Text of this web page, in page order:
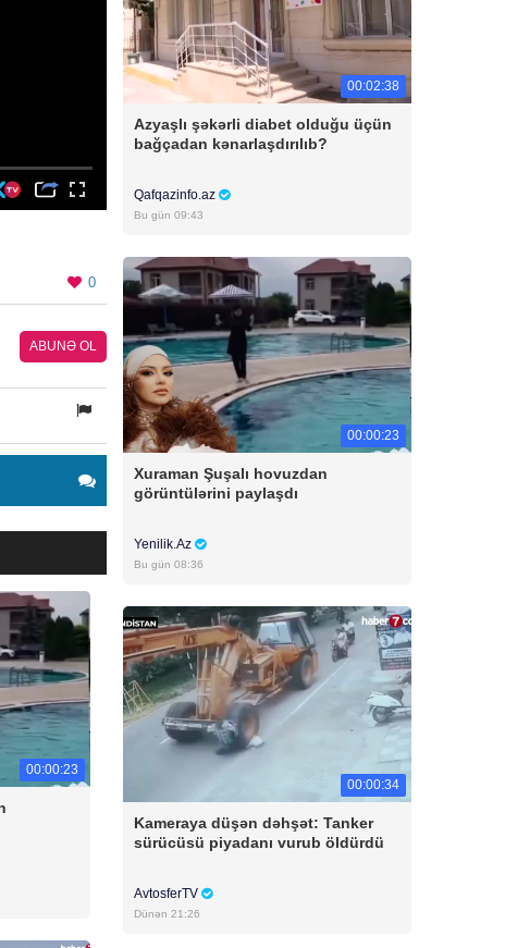
0
ABUNƏ OL
00:00:23
00:02:38
Azyaşlı şəkərli diabet olduğu üçün
bağçadan kənarlaşdırılıb?
Qafqazinfo.az
Bu gün 09:43
00:00:23
Xuraman Şuşalı hovuzdan
görüntülərini paylaşdı
Yenilik.Az
Bu gün 08:36
00:00:34
Kameraya düşən dəhşət: Tanker
sürücüsü piyadanı vurub öldürdü
AvtosferTV
Dünən 21:26